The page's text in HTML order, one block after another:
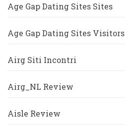
Age Gap Dating Sites Sites
Age Gap Dating Sites Visitors
Airg Siti Incontri
Airg_NL Review
Aisle Review